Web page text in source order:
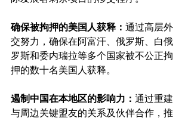
确保被拘押的美国人获释： 通过高层外
交努力，确保在阿富汗、俄罗斯、白俄
罗斯和委内瑞拉等多个国家被不公正拘
押的数十名美国人获释。
遏制中国在本地区的影响力： 通过重建
与周边关键盟友的关系及伙伴合作，推